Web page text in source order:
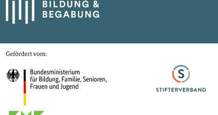
Gefördert von
Bundesministerium für Bildung, Familie, Senioren, Frauen und Jugend
Stifterverband